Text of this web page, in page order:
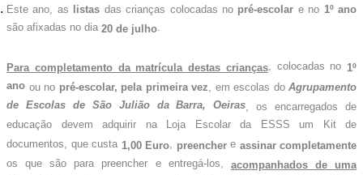
Este ano, as listas das crianças colocadas no pré-escolar e no 1º ano
são afixadas no dia 20 de julho.
Para completamento da matrícula destas crianças, colocadas no 1º
ano ou no pré-escolar, pela primeira vez , em escolas do Agrupamento
de Escolas de São Julião da Barra, Oeiras , os encarregados de
educação devem adquirir na Loja Escolar da ESSS um Kit de
documentos, que custa 1,00 Euro, preenchere assinar completamente
os que são para preencher e entregá-los, acompanhados de uma